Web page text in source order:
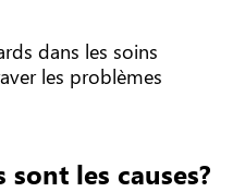
dans les soins
les problèmes
les causes?